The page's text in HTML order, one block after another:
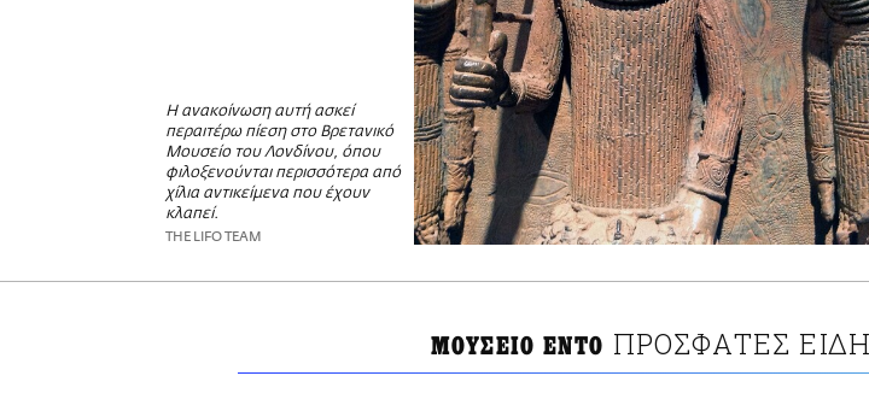
Η ανακοίνωση αυτή ασκεί
περαιτέρω πίεση στο Βρετανικό
Μουσείο του Λονδίνου, όπου
φιλοξενούνται περισσότερα από
χίλια αντικείμενα που έχουν
κλαπεί.
THE LIFO TEAM
ΜΟΥΣΕΙΟ ΕΝΤΟ ΠΡΟΣΦΑΤΕΣ